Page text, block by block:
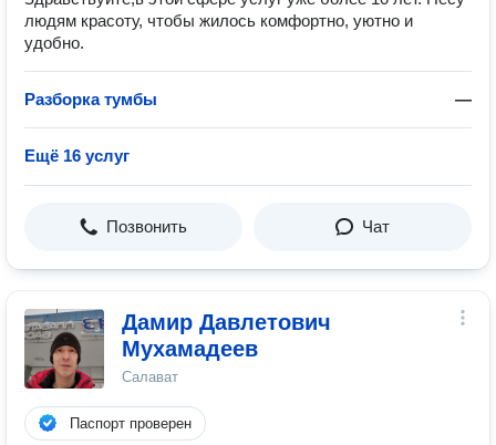
людям красоту, чтобы жилось комфортно, уютно и
удобно.
Разборка тумбы —
Ещё 16 услуг
Позвонить Чат
Дамир Давлетович
Мухамадеев
Салават
Паспорт проверен